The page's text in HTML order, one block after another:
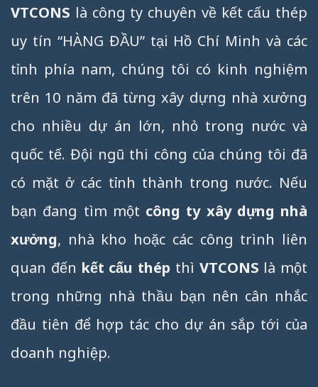
VTCONS là công ty chuyên về kết cấu thép
uy tín “HÀNG ĐẦU” tại Hồ Chí Minh và các
tỉnh phía nam, chúng tôi có kinh nghiệm
trên 10 năm đã từng xây dựng nhà xưởng
cho nhiều dự án lớn, nhỏ trong nước và
quốc tế. Đội ngũ thi công của chúng tôi đã
có mặt ở các tỉnh thành trong nước. Nếu
bạn đang tìm một công ty xây dựng nhà
xưởng, nhà kho hoặc các công trình liên
quan đến kết cấu thép thì VTCONS là một
trong những nhà thầu bạn nên cân nhắc
đầu tiên để hợp tác cho dự án sắp tới của
doanh nghiệp.